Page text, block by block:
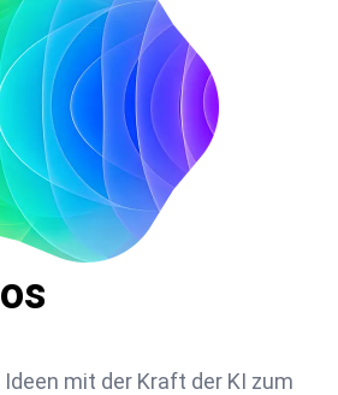
mit der Kraft der KI zum